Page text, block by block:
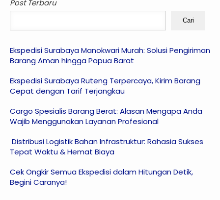
Post Terbaru
Cari
Ekspedisi Surabaya Manokwari Murah: Solusi Pengiriman
Barang Aman hingga Papua Barat
Ekspedisi Surabaya Ruteng Terpercaya, Kirim Barang
Cepat dengan Tarif Terjangkau
Cargo Spesialis Barang Berat: Alasan Mengapa Anda
Wajib Menggunakan Layanan Profesional
Distribusi Logistik Bahan Infrastruktur: Rahasia Sukses
Tepat Waktu & Hemat Biaya
Cek Ongkir Semua Ekspedisi dalam Hitungan Detik,
Begini Caranya!